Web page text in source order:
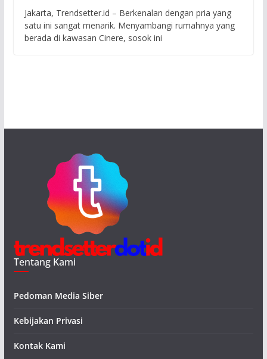
Jakarta, Trendsetter.id – Berkenalan dengan pria yang
satu ini sangat menarik. Menyambangi rumahnya yang
berada di kawasan Cinere, sosok ini
Tentang Kami
Pedoman Media Siber
Kebijakan Privasi
Kontak Kami